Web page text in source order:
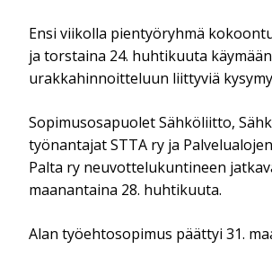
Ensi viikolla pientyöryhmä
ja torstaina 24. huhtikuuta
urakkahinnoitteluun liittyviä
Sopimusosapuolet Sähköliitto,
työnantajat STTA ry ja
Palta ry neuvottelukuntineen
maanantaina 28. huhtikuuta.
Alan työehtosopimus päättyi 31.